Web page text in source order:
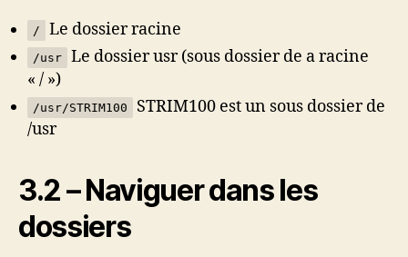
/ Le dossier racine
/usr
Le dossier usr (sous dossier de a racine
« / »)
/usr/STRIM100
STRIM100 est un sous dossier de
/usr
3.2 – Naviguer dans les
dossiers